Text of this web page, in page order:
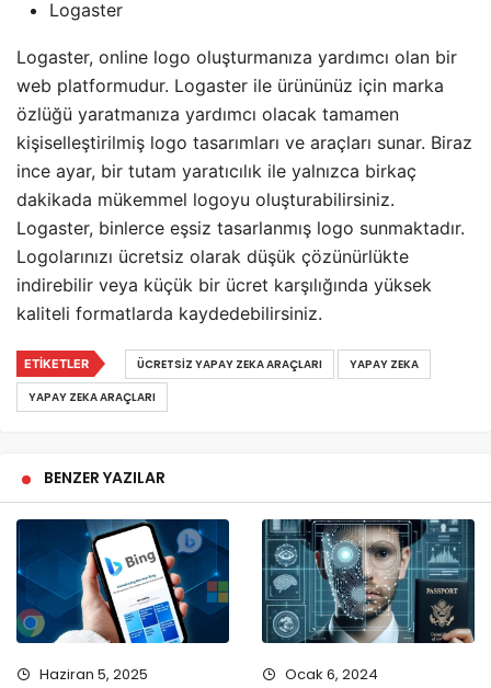
Logaster
Logaster, online logo oluşturmanıza yardımcı olan bir
web platformudur. Logaster ile ürününüz için marka
özlüğü yaratmanıza yardımcı olacak tamamen
kişiselleştirilmiş logo tasarımları ve araçları sunar. Biraz
ince ayar, bir tutam yaratıcılık ile yalnızca birkaç
dakikada mükemmel logoyu oluşturabilirsiniz.
Logaster, binlerce eşsiz tasarlanmış logo sunmaktadır.
Logolarınızı ücretsiz olarak düşük çözünürlükte
indirebilir veya küçük bir ücret karşılığında yüksek
kaliteli formatlarda kaydedebilirsiniz.
ETIKETLER ÜCRETSIZ YAPAY ZEKA ARAÇLARI
YAPAY ZEKA
YAPAY ZEKA ARAÇLARI
BENZER YAZILAR
Haziran 5, 2025 Ocak 6, 2024